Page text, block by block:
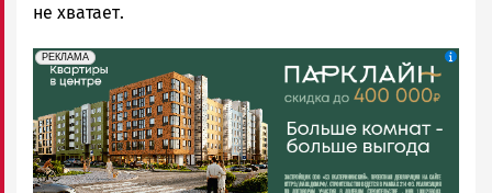
не хватает.
erid: 2SDnjdeSPnB
РЕКЛАМА
Реклама